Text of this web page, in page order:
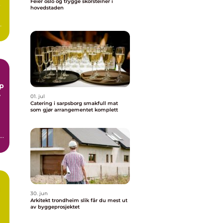
hovedstaden
01. jul
Catering i sarpsborg smakfull mat
som gjør arrangementet komplett
30. jun
Arkitekt trondheim slik får du mest ut
av byggeprosjektet